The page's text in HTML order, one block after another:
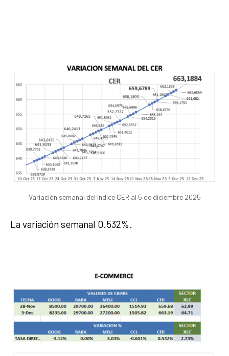
Variación semanal del índice CER al 5 de diciembre 2025
La variación semanal 0.532%.